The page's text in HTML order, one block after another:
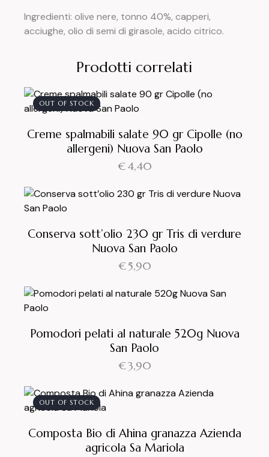
Ingredienti: olive nere, tonno 40%, capperi,
acciughe, olio di semi di girasole, acido citrico.
Prodotti correlati
OUT OF STOCK
Creme spalmabili salate 90 gr Cipolle (no
allergeni) Nuova San Paolo
€4,40
Conserva sott’olio 230 gr Tris di verdure
Nuova San Paolo
€5,90
Pomodori pelati al naturale 520g Nuova
San Paolo
€3,90
OUT OF STOCK
Composta Bio di Ahina granazza Azienda
agricola Sa Mariola